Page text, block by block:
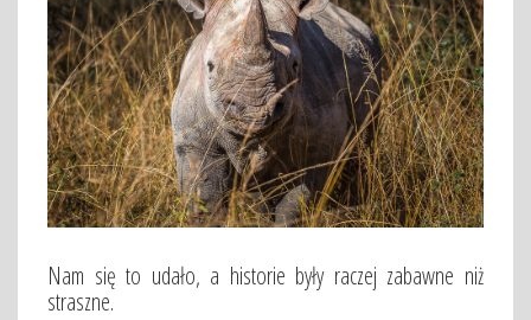
Nam się to udało, a historie były raczej zabawne niż
straszne.